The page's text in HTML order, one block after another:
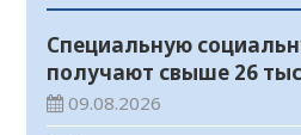
Специальную
получают свыше 26
занятых во вредных
09.08.2026